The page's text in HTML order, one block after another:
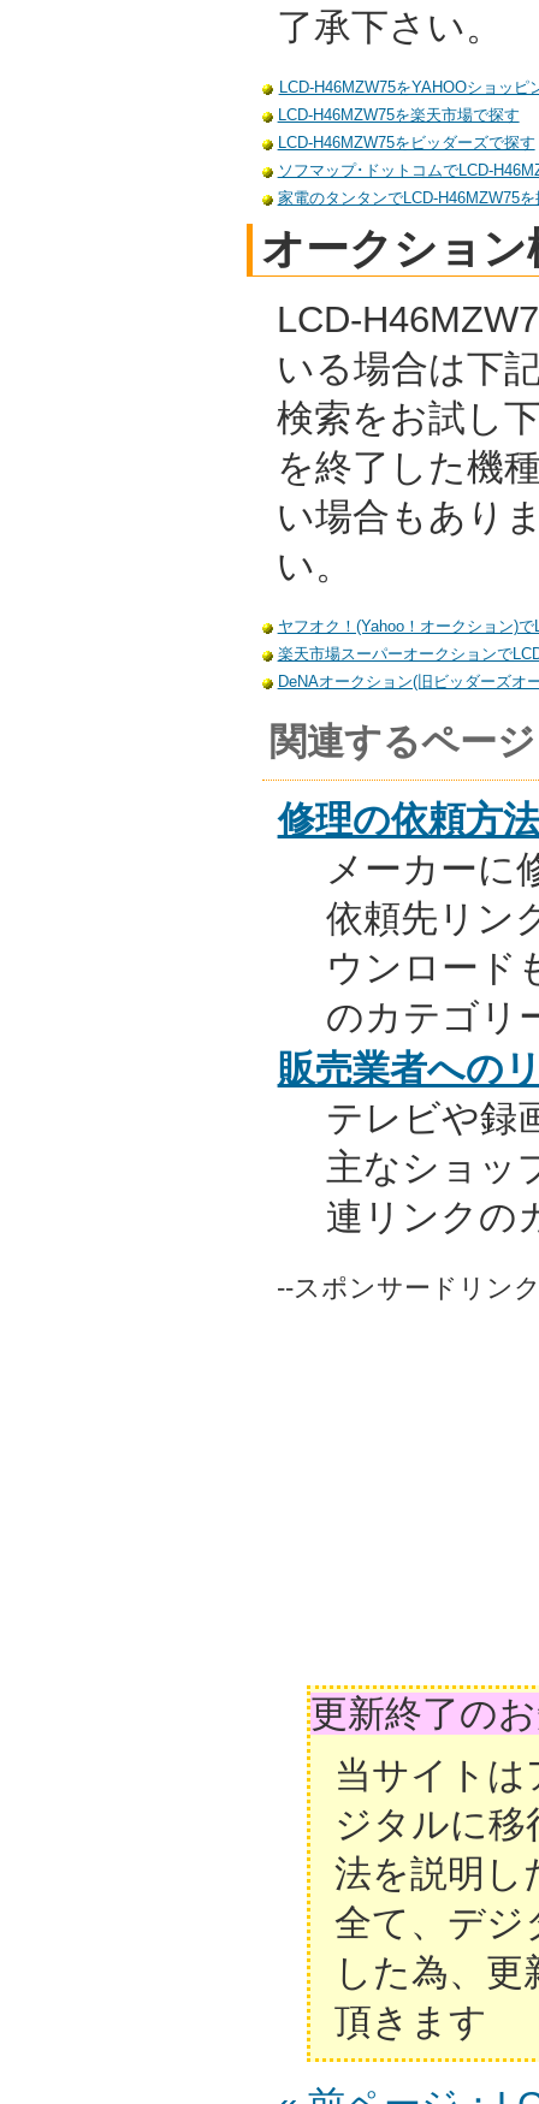
了承下さい。
LCD-H46MZW75をYAHOOショッピ
LCD-H46MZW75を楽天市場で探す
LCD-H46MZW75をビッダーズで探す
ソフマップ･ドットコムでLCD-
家電のタンタンでLCD-H46MZW75を
オークション
LCD-
いる場合は下
検索をお試し
を終了した機
い場合もあり
い。
ヤフオク！(Yahoo！オークション)
楽天市場スーパーオークションで
DeNAオークション(旧ビッダーズオ
関連するページ
修理の依頼方法
メーカーに
依頼先リン
ウンロード
のカテゴリ
販売業者への
テレビや録
主なショッ
連リンクの
--スポンサードリン
更新終了の
当サイト
ジタルに移
法を説明し
全て、デジ
した為、
頂きます